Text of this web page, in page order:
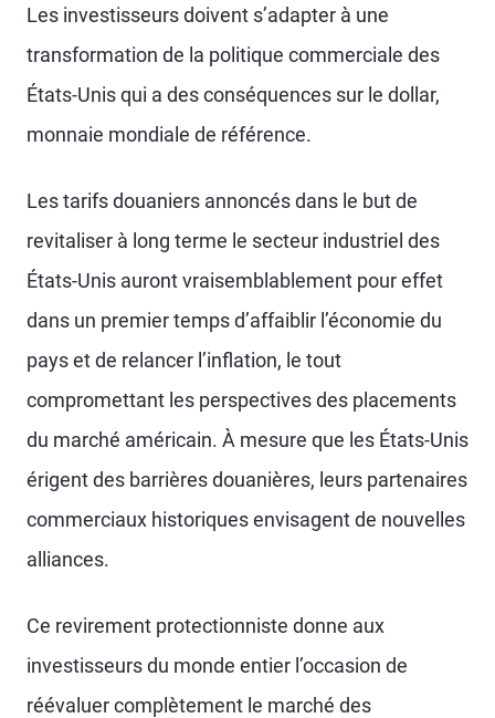
Les investisseurs doivent s’adapter à une
transformation de la politique commerciale des
États-Unis qui a des conséquences sur le dollar,
monnaie mondiale de référence.
Les tarifs douaniers annoncés dans le but de
revitaliser à long terme le secteur industriel des
États-Unis auront vraisemblablement pour effet
dans un premier temps d’affaiblir l’économie du
pays et de relancer l’inflation, le tout
compromettant les perspectives des placements
du marché américain. À mesure que les États-Unis
érigent des barrières douanières, leurs partenaires
commerciaux historiques envisagent de nouvelles
alliances.
Ce revirement protectionniste donne aux
investisseurs du monde entier l’occasion de
réévaluer complètement le marché des